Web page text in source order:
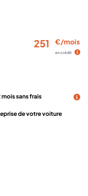
251 €/mois
en crédit
mois sans frais
de votre voiture